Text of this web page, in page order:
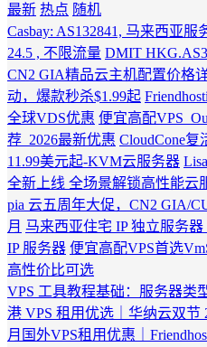
最新 热点 随机
Casbay: AS132841, 马来西亚
24.5 , 不限流量 DMIT
CN2 GIA精品云主机配置价格
动，爆款秒杀$1.99起
全球VDS优惠 便宜高配
荐_2026最新优惠 CloudCone
11.99美元起-KVM云服务器
全新上线 全场景解锁高性能云
pia 云五周年大促，CN2 GIA/
月 马来西亚住宅 IP 独立服务
IP 服务器 便宜高配VPS首选
高性价比可选
VPS 工具教程基础：服务器类
港 VPS 租用优选｜华纳云双节
月 国外VPS租用优惠｜